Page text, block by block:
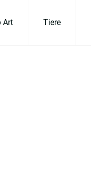
Art Tiere